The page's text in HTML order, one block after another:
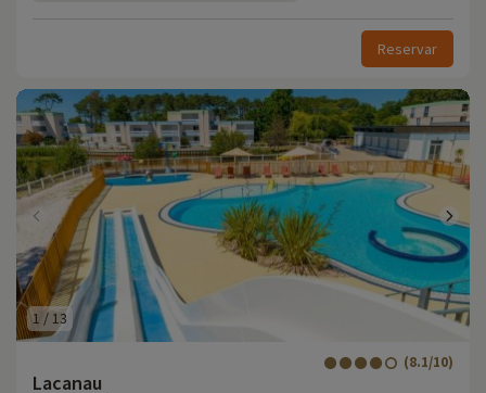
Reservar
1 / 13
Lacanau
(8.1/10)